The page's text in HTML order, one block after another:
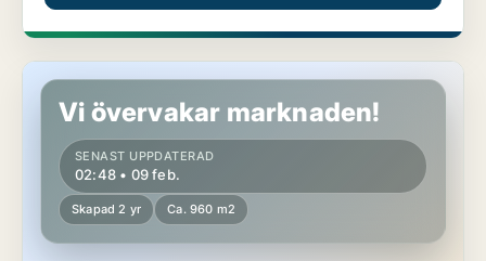
Butikslokal i Vaggeryd
Vi övervakar marknaden!
SENAST UPPDATERAD
02:48 • 09 feb.
Skapad 2 yr Ca. 960 m2